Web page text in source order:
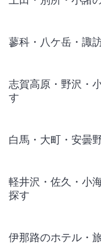
蓼科・八ケ岳・諏
志賀高原・野沢・
す
白馬・大町・安曇
軽井沢・佐久・小
探す
伊那路のホテル・